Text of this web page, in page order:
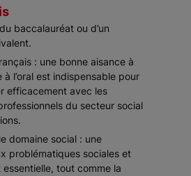
baccalauréat ou d’un
: une bonne aisance à
à l’oral est indispensable pour
efficacement avec les
du secteur social
domaine social : une
problématiques sociales et
essentielle, tout comme la